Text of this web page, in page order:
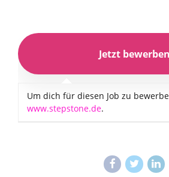
Um dich für diesen Job zu
www.stepstone.de.